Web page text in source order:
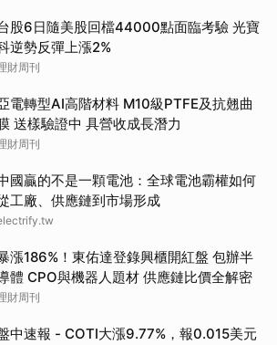
股6日隨美股回檔44000點面臨考驗 光寶
逆勢反彈上漲2%
財周刊
電轉型AI高階材料 M10級PTFE及抗翹曲
送樣驗證中 具營收成長潛力
財周刊
國贏的不是一顆電池：全球電池霸權如何
工廠、供應鏈到市場形成
漲186%！東佑達登錄興櫃開紅盤 包辦半
體 CPO與機器人題材 供應鏈比價全解密
財周刊
中速報 - COTI大漲9.77%，報0.015美元